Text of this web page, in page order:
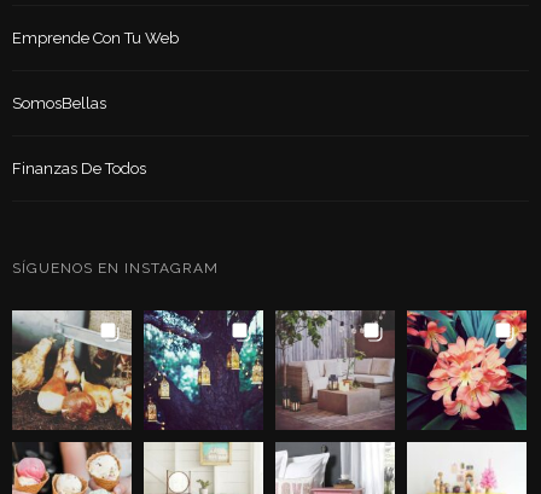
Emprende Con Tu Web
SomosBellas
Finanzas De Todos
SÍGUENOS EN INSTAGRAM